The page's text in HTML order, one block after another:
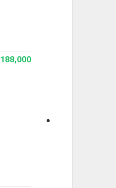
188,000 تومان